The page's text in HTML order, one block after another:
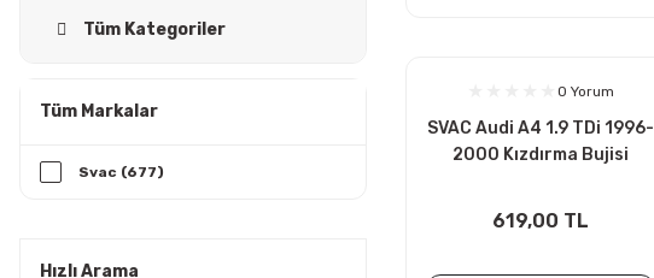
Tüm Kategoriler
Tüm Markalar
Svac (677)
Hızlı Arama
0 Yorum
SVAC Audi A4 1.9 TDi 1996-
2000 Kızdırma Bujisi
619,00 TL